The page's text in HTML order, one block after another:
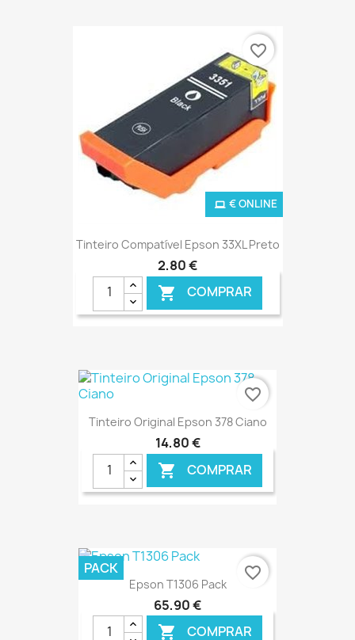
Tinteiro Compatível Epson 33XL Preto
2,80 €
 COMPRAR
€ ONLINE
favorite_border
Tinteiro Original Epson 378 Ciano
14,80 €
 COMPRAR
favorite_border
Epson T1306 Pack
65,90 €
 COMPRAR
PACK favorite_border